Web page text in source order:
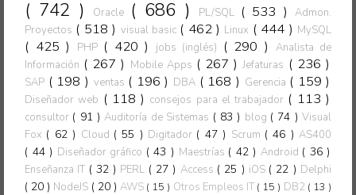
( 742 ) Oracle ( 686 ) PL/SQL ( 533 )Admon.
Proyectos ( 518 ) visual basic ( 462 ) Linux ( 444 ) MySQL
( 425 ) PHP ( 420 ) jobs (inglés) ( 290 )
Analista de
Información ( 267 ) Mobile Apps ( 267 )Jefaturas ( 236 )
SAP ( 198 ) ventas ( 196 ) DBA ( 168 ) Gerencia ( 159 )
Diseñador web ( 118 ) consejos para el trabajador ( 113 )
consultor ( 91 )Auditoría de Sistemas ( 83 ) blog ( 74 )Visual
Fox ( 62 ) Cloud ( 55 ) Digitador ( 47 ) Scrum ( 46 ) AS400
( 44 ) Diseñador gráfico ( 43 ) Maestrías ( 42 ) Android ( 36 )
Enseñanza IT ( 32 ) PERL ( 27 ) Access ( 25 ) iOS ( 22 ) Delphi
( 20 ) NodeJS ( 20 )AWS ( 15 ) Otros Empleos IT ( 15 ) DB2 ( 13 )